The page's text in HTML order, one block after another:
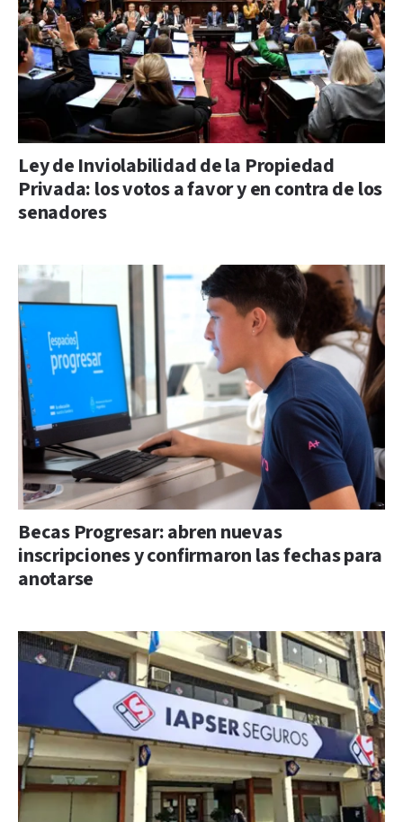
Ley de Inviolabilidad de la Propiedad
Privada: los votos a favor y en contra de los
senadores
Becas Progresar: abren nuevas
inscripciones y confirmaron las fechas para
anotarse